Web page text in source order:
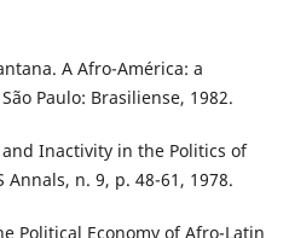
A Afro-América: a
Paulo: Brasiliense, 1982.
and Inactivity in the Politics of
Annals, n. 9, p. 48-61, 1978.
Political Economy of Afro-Latin